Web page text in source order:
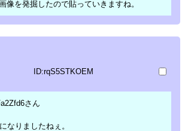
像を発掘したので貼っていきますね。
ID:rqS5STKOEM
さん
なりましたねぇ。